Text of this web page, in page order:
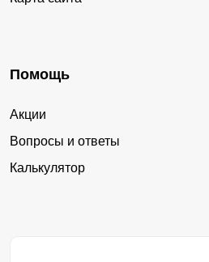
Помощь
Акции
Вопросы и ответы
Калькулятор